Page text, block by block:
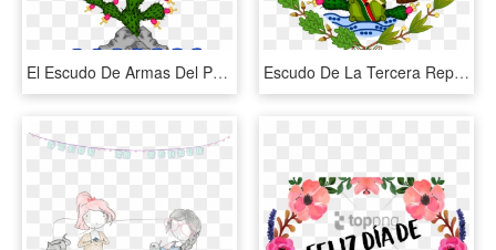
El Escudo De Armas Del Primer Imperio Mexicano Durante - Escudo De La Bandera De Iturbide, HD Png Download Escudo De La Tercera República Federal De Los Estados - Escudo De La Bandera De 1934, HD Png Download